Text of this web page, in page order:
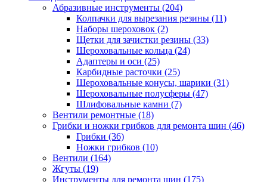
Абразивные инструменты (204)
Колпачки для вырезания резины (11)
Наборы шероховок (2)
Щетки для зачистки резины (33)
Шероховальные кольца (24)
Адаптеры и оси (25)
Карбидные расточки (25)
Шероховальные конусы, шарики (31)
Шероховальные полусферы (47)
Шлифовальные камни (7)
Вентили ремонтные (18)
Грибки и ножки грибков для ремонта шин (46)
Грибки (36)
Ножки грибков (10)
Вентили (164)
Жгуты (19)
Инструменты для ремонта шин (175)